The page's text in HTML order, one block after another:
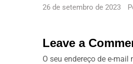
26 de setembro de 2023
Leave a
O seu endereço de e-